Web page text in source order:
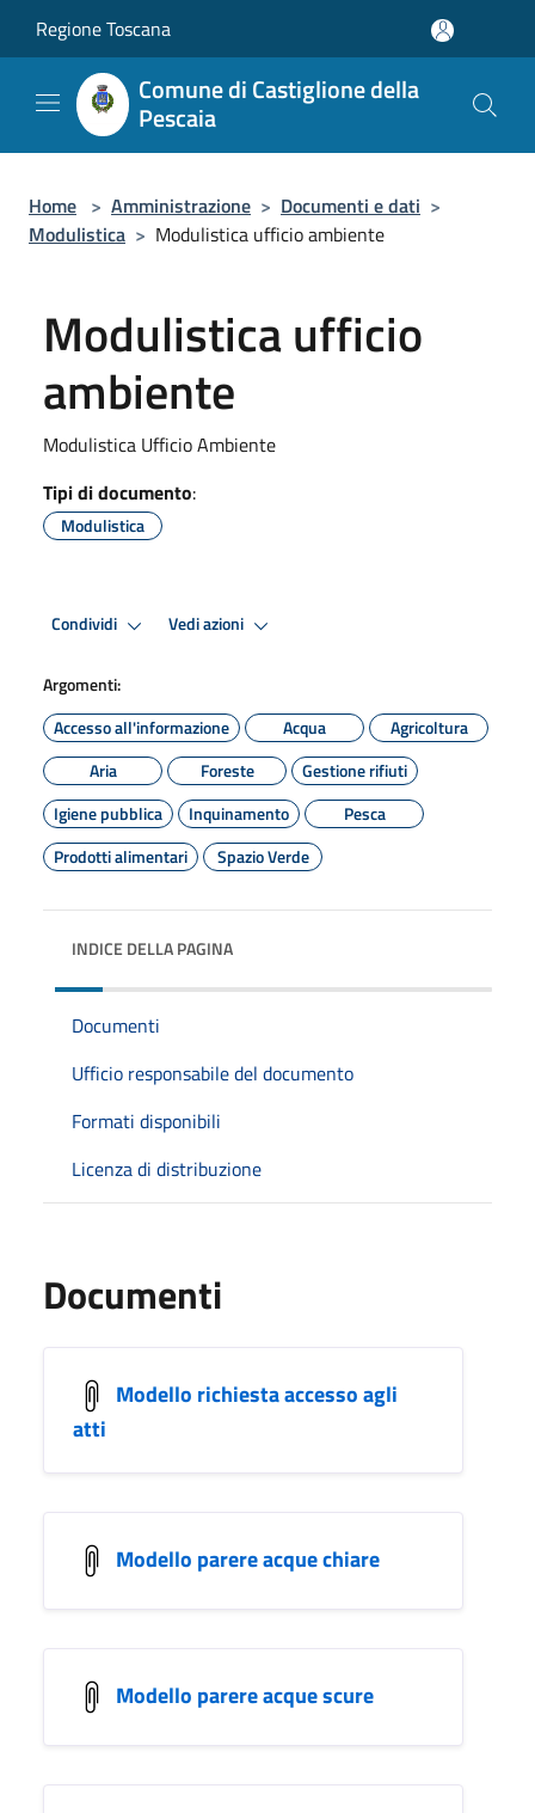
Regione Toscana
Comune di Castiglione della
Pescaia
Home > Amministrazione > Documenti e dati >
Modulistica > Modulistica ufficio ambiente
Modulistica ufficio
ambiente
Modulistica Ufficio Ambiente
Tipi di documento:
Modulistica
Condividi Vedi azioni
Argomenti:
Accesso all'informazione
Acqua
Agricoltura
Aria
Foreste
Gestione rifiuti
Igiene pubblica
Inquinamento
Pesca
Prodotti alimentari
Spazio Verde
INDICE DELLA PAGINA
Documenti
Ufficio responsabile del documento
Formati disponibili
Licenza di distribuzione
Documenti
Modello richiesta accesso agli
atti
Modello parere acque chiare
Modello parere acque scure